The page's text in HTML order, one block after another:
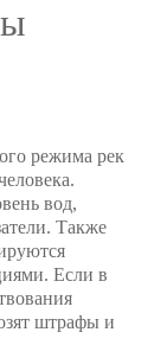
режима рек
вод,
Также
Если в
штрафы и